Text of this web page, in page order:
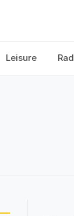
Leisure